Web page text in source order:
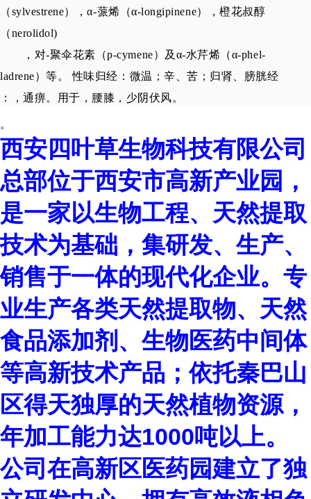
（sylvestrene），α-蒎烯（α-longipinene），橙花叔醇
（nerolidol)
，对-聚伞花素（p-cymene）及α-水芹烯（α-phel-
ladrene）等。性味归经：微温；辛、苦；归肾、膀胱经
：，通痹。用于，腰膝，少阴伏风。
。
西安四叶草生物科技有限公司
总部位于西安市高新产业园，
是一家以生物工程、天然提取
技术为基础，集研发、生产、
销售于一体的现代化企业。专
业生产各类天然提取物、天然
食品添加剂、生物医药中间体
等高新技术产品；依托秦巴山
区得天独厚的天然植物资源，
年加工能力达1000吨以上。
公司在高新区医药园建立了独